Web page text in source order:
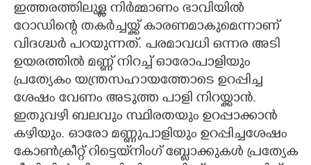
ഇത്തരത്തിലുള്ള നിർമ്മാണം ഭാവിയിൽ
റോഡിന്റെ തകർച്ചയ്ക്ക് കാരണമാകുമെന്നാണ്
വിദഗ്ദ്ധർ പറയുന്നത്. പരമാവധി ഒന്നര അടി
ഉയരത്തിൽ മണ്ണ് നിറച്ച് ഓരോപാളിയും
പ്രത്യേകം യന്ത്രസഹായത്തോടെ ഉറപ്പിച്ച
ശേഷം വേണം അടുത്ത പാളി നിറയ്ക്കാൻ.
ഇതുവഴി ബലവും സ്ഥിരതയും ഉറപ്പാക്കാൻ
കഴിയും. ഓരോ മണ്ണുപാളിയും ഉറപ്പിച്ചശേഷം
കോൺക്രീറ്റ് റിട്ടെയ്‌നിംഗ് ബ്ലോക്കുകൾ പ്രത്യേക